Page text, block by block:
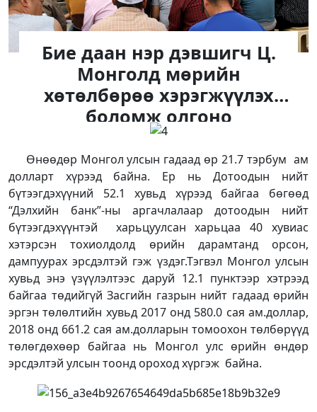
Бие даан нэр дэвшигч Ц.
Монголд мөрийн
хөтөлбөрөө хэрэгжүүлэх
боломж олгоно
Өнөөдөр Монгол улсын гадаад өр 21.7 тэрбум ам
долларт хүрээд байна. Ер нь Дотоодын нийт
бүтээгдэхүүний 52.1 хувьд хүрээд байгаа бөгөөд
“Дэлхийн банк”-ны аргачлалаар дотоодын нийт
бүтээгдэхүүнтэй харьцуулсан харьцаа 40 хувиас
хэтэрсэн тохиолдолд өрийн дарамтанд орсон,
дампуурах эрсдэлтэй гэж үздэг.Тэгвэл Монгол улсын
хувьд энэ үзүүлэлтээс даруй 12.1 пунктээр хэтрээд
байгаа төдийгүй Засгийн газрын нийт гадаад өрийн
эргэн төлөлтийн хувьд 2017 онд 580.0 сая ам.доллар,
2018 онд 661.2 сая ам.долларын томоохон төлбөрүүд
төлөгдөхөөр байгаа нь Монгол улс өрийн өндөр
эрсдэлтэй улсын тоонд ороход хүргэж байна.